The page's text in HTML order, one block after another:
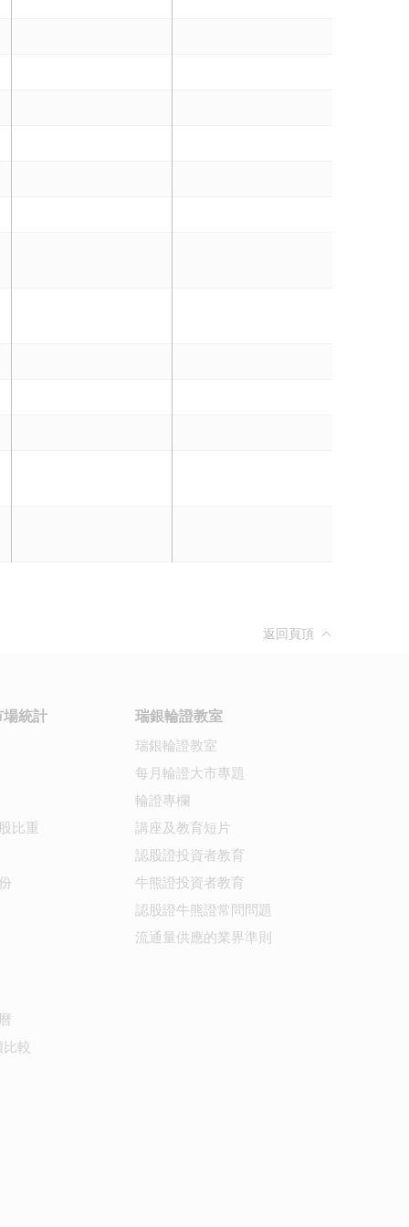
返回頁頂
場統計
比重
比較
瑞銀輪證教室
瑞銀輪證教室
每月輪證大市專題
輪證專欄
講座及教育短片
認股證投資者教育
牛熊證投資者教育
認股證牛熊證常問問題
流通量供應的業界準則